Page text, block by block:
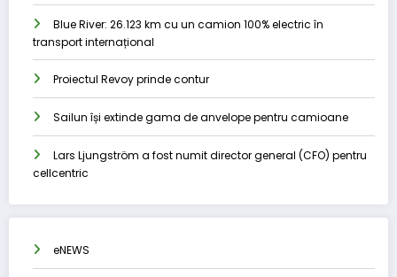
Blue River: 26.123 km cu un camion 100% electric în
transport internațional
Proiectul Revoy prinde contur
Sailun își extinde gama de anvelope pentru camioane
Lars Ljungström a fost numit director general (CFO) pentru
cellcentric
eNEWS